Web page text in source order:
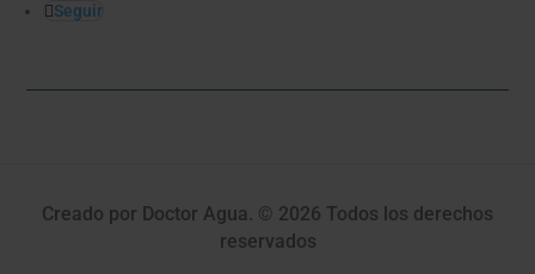
Seguir
Creado por Doctor Agua. © 2026 Todos los derechos
reservados